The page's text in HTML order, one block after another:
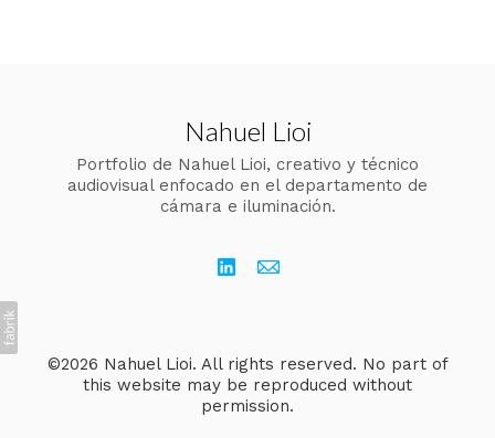
Nahuel Lioi
Portfolio de Nahuel Lioi, creativo y técnico
audiovisual enfocado en el departamento de
cámara e iluminación.
©2026 Nahuel Lioi. All rights reserved. No part of
this website may be reproduced without
permission.